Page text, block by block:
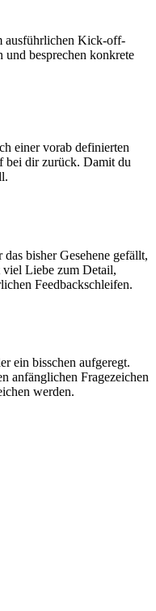
ausführlichen Kick-off-
besprechen konkrete
einer vorab definierten
bei dir zurück. Damit du
bisher Gesehene gefällt,
Liebe zum Detail,
Feedbackschleifen.
ein bisschen aufgeregt.
anfänglichen Fragezeichen
werden.